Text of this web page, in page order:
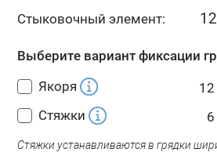
Стыковочный элемент:
Выберите вариант фиксации
Якоря
Стяжки
Стяжки устанавливаются в грядки